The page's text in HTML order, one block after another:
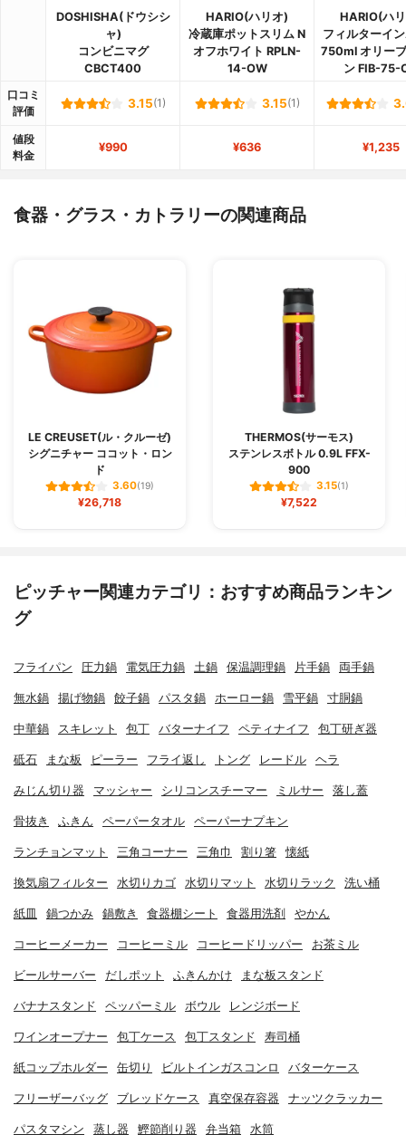
DOSHISHA(ドウシシ
ャ)
コンビニマグ
CBCT400
HARIO(ハリオ)
冷蔵庫ポットスリム N
オフホワイト RPLN-
14-OW
HARIO(ハ
フィルターイ
750ml オリー
ン FIB-75-
口コミ
評価
3.15(1) 3.15(1)
値段
料金
¥990 ¥636 ¥1,235
食器・グラス・カトラリーの関連商品
LE CREUSET(ル・クルーゼ)
シグニチャー ココット・ロン
ド
3.60(19)
¥26,718
THERMOS(サーモス)
ステンレスボトル 0.9L FFX-
900
3.15(1)
¥7,522
ピッチャー関連カテゴリ：おすすめ商品ランキン
グ
フライパン 圧力鍋 電気圧力鍋 土鍋 保温調理鍋 片手鍋 両手鍋
無水鍋 揚げ物鍋 餃子鍋 パスタ鍋 ホーロー鍋 雪平鍋 寸胴鍋
中華鍋 スキレット 包丁 バターナイフ ペティナイフ 包丁研ぎ器
砥石 まな板 ピーラー フライ返し トング レードル ヘラ
みじん切り器 マッシャー シリコンスチーマー ミルサー 落し蓋
骨抜き ふきん ペーパータオル ペーパーナプキン
ランチョンマット 三角コーナー 三角巾 割り箸 懐紙
換気扇フィルター 水切りカゴ 水切りマット 水切りラック 洗い桶
紙皿 鍋つかみ 鍋敷き 食器棚シート 食器用洗剤 やかん
コーヒーメーカー コーヒーミル コーヒードリッパー お茶ミル
ビールサーバー だしポット ふきんかけ まな板スタンド
バナナスタンド ペッパーミル ボウル レンジボード
ワインオープナー 包丁ケース 包丁スタンド 寿司桶
紙コップホルダー 缶切り ビルトインガスコンロ バターケース
フリーザーバッグ ブレッドケース 真空保存容器 ナッツクラッカー
パスタマシン 蒸し器 鰹節削り器 弁当箱 水筒